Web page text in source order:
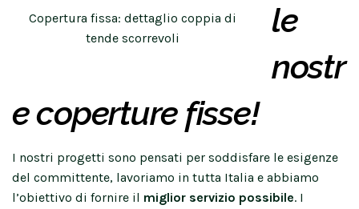
Copertura fissa: dettaglio coppia di
tende scorrevoli
le
nostr
e coperture fisse!
I nostri progetti sono pensati per soddisfare le esigenze
del committente, lavoriamo in tutta Italia e abbiamo
l’obiettivo di fornire il miglior servizio possibile. I